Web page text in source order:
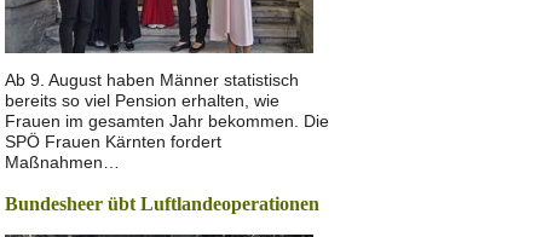
Ab 9. August haben Männer statistisch
bereits so viel Pension erhalten, wie
Frauen im gesamten Jahr bekommen. Die
SPÖ Frauen Kärnten fordert
Maßnahmen…
Bundesheer übt Luftlandeoperationen